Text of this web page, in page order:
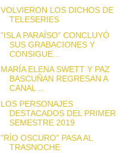
VOLVIERON LOS DICHOS DE
TELESERIES
"ISLA PARAÍSO" CONCLUYÓ
SUS GRABACIONES Y
CONSIGUE...
MARÍA ELENA SWETT Y PAZ
BASCUÑAN REGRESAN A
CANAL ...
LOS PERSONAJES
DESTACADOS DEL PRIMER
SEMESTRE 2019
"RÍO OSCURO" PASA AL
TRASNOCHE